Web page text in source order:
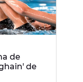
de
de